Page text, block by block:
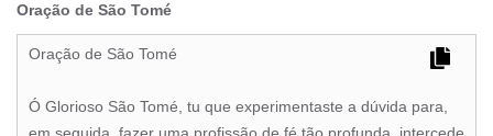
Oração de São Tomé
Oração de São Tomé
Ó Glorioso São Tomé, tu que experimentaste a dúvida para,